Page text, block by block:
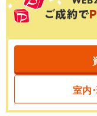
室内